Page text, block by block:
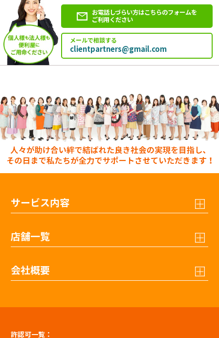
お電話しづらい方はこちらのフォームを
ご利用ください
メールで相談する
clientpartners@gmail.com
サービス内容
店舗一覧
会社概要
許認可一覧：